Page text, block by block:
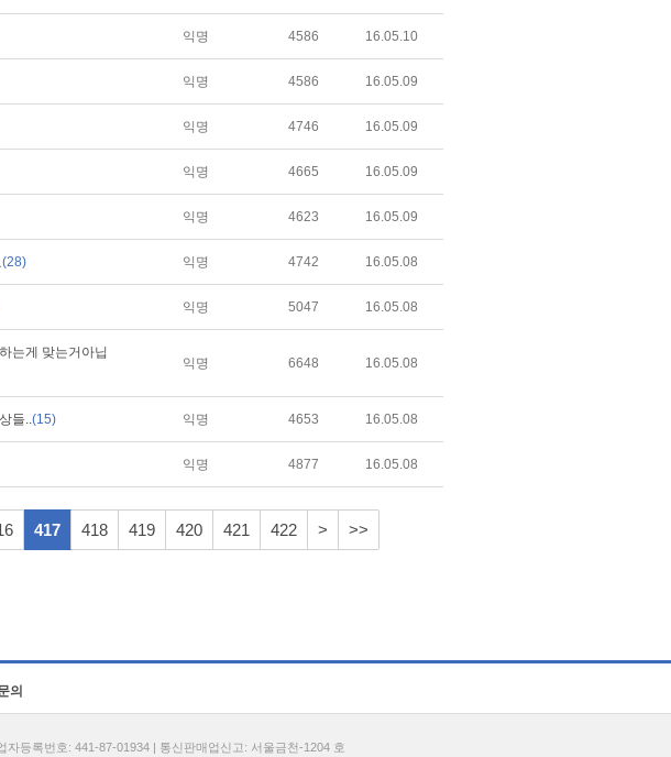
익명 4586 16.05.10
익명 4586 16.05.09
익명 4746 16.05.09
익명 4665 16.05.09
익명 4623 16.05.09
(28) 익명 4742 16.05.08
익명 5047 16.05.08
는게 맞는거아닙
익명 6648 16.05.08
들..(15) 익명 4653 16.05.08
익명 4877 16.05.08
417 418 419 420 421 422 > >>
의
등록번호: 441-87-01934 | 통신판매업신고: 서울금천-1204 호